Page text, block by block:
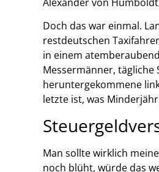
Doch das war einmal.
restdeutschen
in einem
Messermänner, tägliche
heruntergekommene
letzte ist, was
Man sollte wirklich
noch blüht, würde das